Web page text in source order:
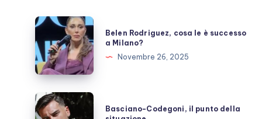
Belen
Rodriguez,
cosa
le
successo
a
Belen Rodriguez, cosa le è successo
a Milano?
Novembre 26, 2025
Basciano-
Codegoni,
Basciano-Codegoni, il punto della